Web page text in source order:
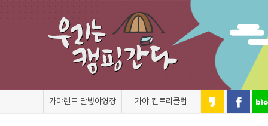
가야랜드 달빛야영장 가야 컨트리클럽